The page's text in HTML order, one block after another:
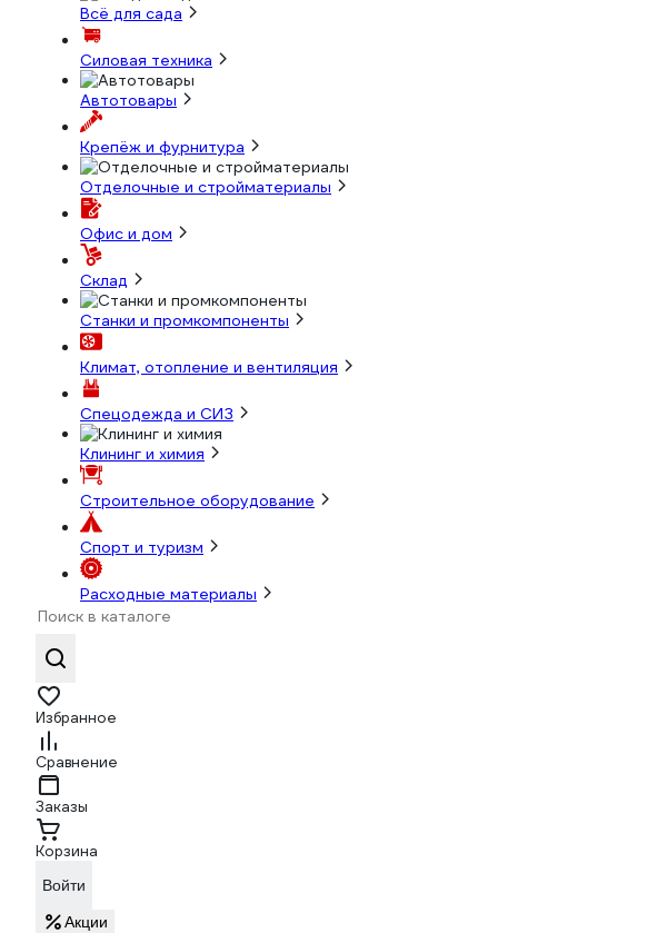
Всё для сада
Силовая техника
Автотовары
Крепёж и фурнитура
Отделочные и стройматериалы
Офис и дом
Склад
Станки и промкомпоненты
Климат, отопление и вентиляция
Спецодежда и СИЗ
Клининг и химия
Строительное оборудование
Спорт и туризм
Расходные материалы
Избранное
Сравнение
Заказы
Корзина
Войти
Акции